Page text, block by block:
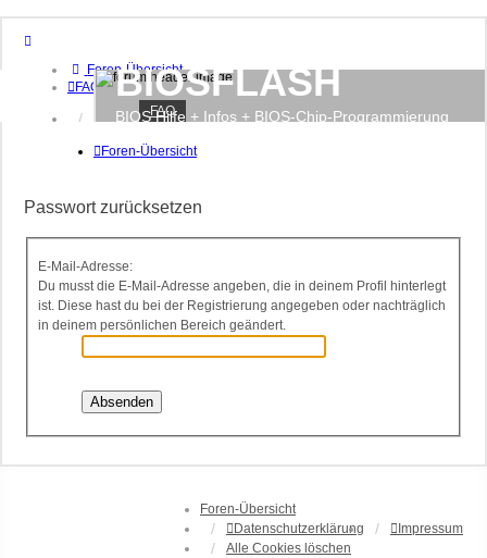
Foren-Übersicht
FAQ
Anmelden
BIOSFLASH
BIOS Hilfe + Infos + BIOS-Chip-Programmierung
FAQ
Foren-Übersicht
Passwort zurücksetzen
E-Mail-Adresse:
Du musst die E-Mail-Adresse angeben, die in deinem Profil hinterlegt
ist. Diese hast du bei der Registrierung angegeben oder nachträglich
in deinem persönlichen Bereich geändert.
Foren-Übersicht
Datenschutzerklärung
Impressum
Alle Cookies löschen